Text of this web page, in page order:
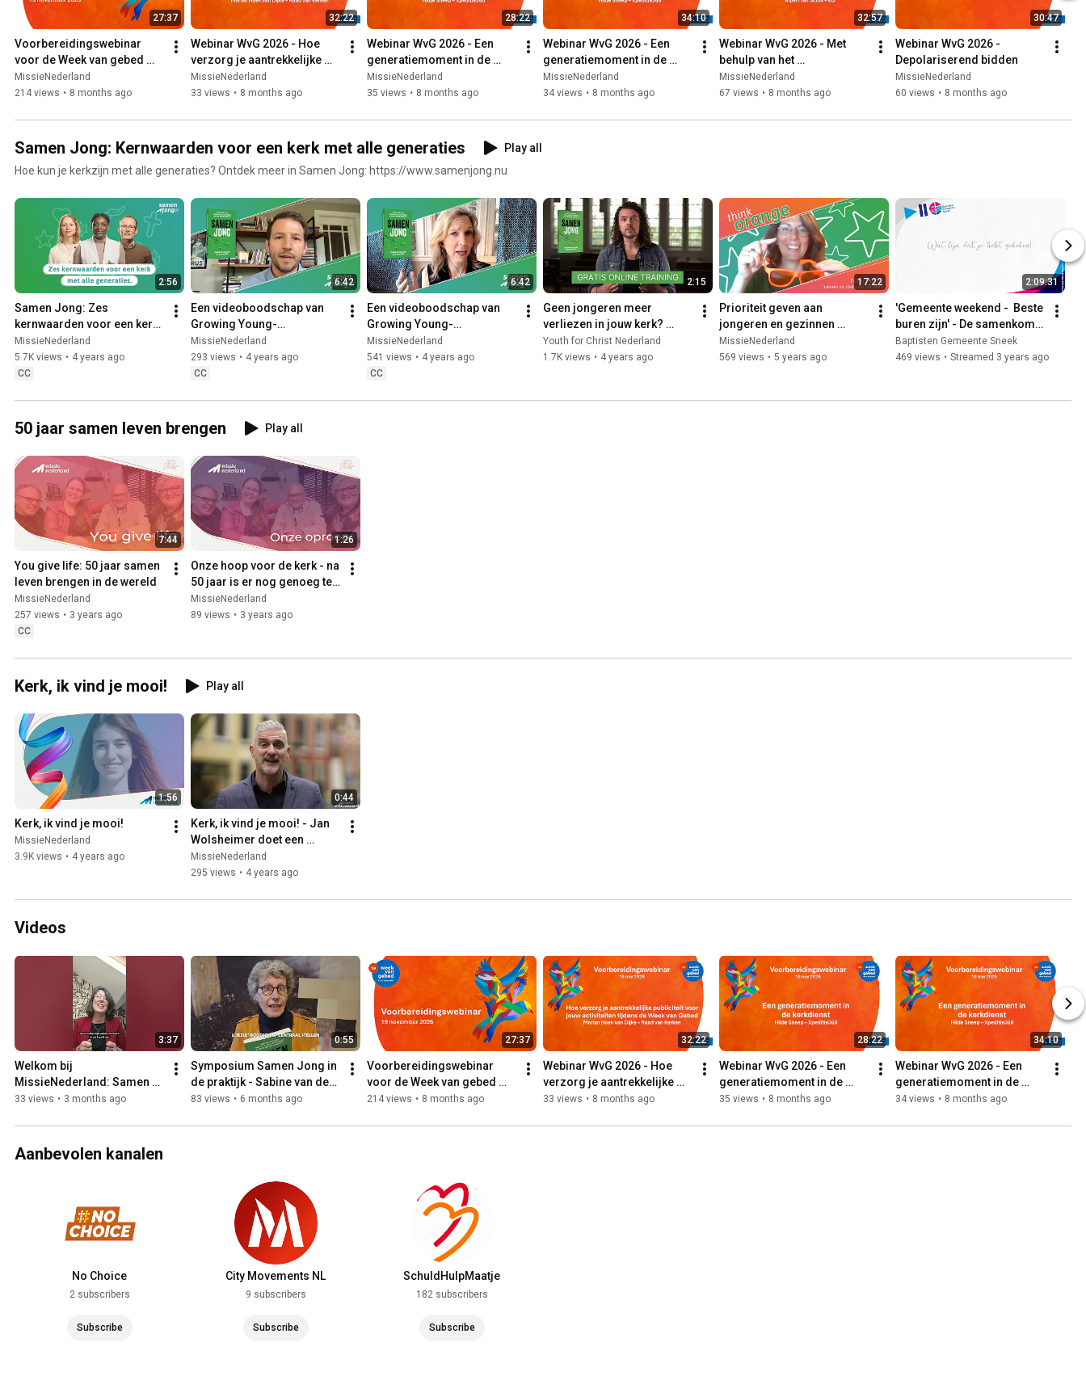
27:37
Voorbereidingswebinar
voor de Week van gebed
voor eenheid 2026
MissieNederland
214 views • 8 months ago
32:22
Webinar WvG 2026 - Hoe
verzorg je aantrekkelijke
publiciteit voor jouw
activiteiten
MissieNederland
33 views • 8 months ago
28:22
Webinar WvG 2026 - Een
generatiemoment in de
kerkdienst (ronde 2)
MissieNederland
35 views • 8 months ago
34:10
Webinar WvG 2026 - Een
generatiemoment in de
kerkdienst (ronde 1)
MissieNederland
34 views • 8 months ago
32:57
Webinar WvG 2026 - Met
behulp van het
voorbereidingsboekje de
kerkdienst voorbereiden
MissieNederland
67 views • 8 months ago
30:47
Webinar WvG 2026 -
Depolariserend bidden
MissieNederland
60 views • 8 months ago
Samen Jong: Kernwaarden voor een kerk met alle generaties
Play all
Hoe kun je kerkzijn met alle generaties? Ontdek meer in Samen Jong: https://www.samenjong.nu
2:56
Samen Jong: Zes
kernwaarden voor een kerk
met álle generaties
MissieNederland
5.7K views • 4 years ago
CC
6:42
Een videoboodschap van
Growing Young-
onderzoeker Jake Mulder
MissieNederland
293 views • 4 years ago
CC
6:42
Een videoboodschap van
Growing Young-
onderzoeker Kara Powell
MissieNederland
541 views • 4 years ago
CC
2:15
Geen jongeren meer
verliezen in jouw kerk?
Ontdek hoe! In de gratis
training bij het boek Samen
Youth for Christ Nederland
1.7K views • 4 years ago
17:22
Prioriteit geven aan
jongeren en gezinnen
(Beweeg de kerk traject-
Growing Young)
MissieNederland
569 views • 5 years ago
2:09:31
'Gemeente weekend -  Beste
buren zijn' - De samenkomst
van 4 september 2022.
Baptisten Gemeente Sneek
469 views • Streamed 3 years ago
50 jaar samen leven brengen Play all
7:44
You give life: 50 jaar samen
leven brengen in de wereld
MissieNederland
257 views • 3 years ago
CC
1:26
Onze hoop voor de kerk - na
50 jaar is er nog genoeg te
doen!
MissieNederland
89 views • 3 years ago
Kerk, ik vind je mooi! Play all
1:56
Kerk, ik vind je mooi!
MissieNederland
3.9K views • 4 years ago
0:44
Kerk, ik vind je mooi! - Jan
Wolsheimer doet een
oproep
MissieNederland
295 views • 4 years ago
Videos
3:37
Welkom bij
MissieNederland: Samen
leven uit de kracht van
33 views • 3 months ago
0:55
Symposium Samen Jong in
de praktijk - Sabine van der
Heijden
83 views • 6 months ago
27:37
Voorbereidingswebinar
voor de Week van gebed
voor eenheid 2026
214 views • 8 months ago
32:22
Webinar WvG 2026 - Hoe
verzorg je aantrekkelijke
publiciteit voor jouw
33 views • 8 months ago
28:22
Webinar WvG 2026 - Een
generatiemoment in de
kerkdienst (ronde 2)
35 views • 8 months ago
34:10
Webinar WvG 2026 - Een
generatiemoment in de
kerkdienst (ronde 1)
34 views • 8 months ago
Aanbevolen kanalen
No Choice
2 subscribers
Subscribe
City Movements NL
9 subscribers
Subscribe
SchuldHulpMaatje
182 subscribers
Subscribe